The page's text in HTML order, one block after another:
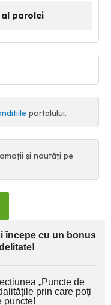
parolei
portalului.
și noutăți pe
începe cu un bonus
„Puncte de
prin care poți
puncte!